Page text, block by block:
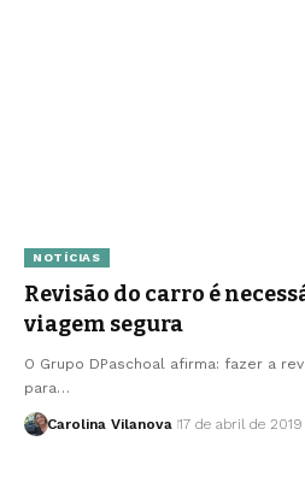
NOTÍCIAS
Revisão do carro é
viagem segura
O Grupo DPaschoal afirma: fazer a
para…
Carolina Vilanova 17 de abril de 2019